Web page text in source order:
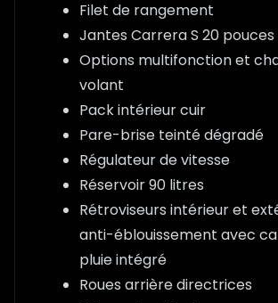
Filet de rangement
Jantes Carrera S 20 pouces
Options multifonction et
volant
Pack intérieur cuir
Pare-brise teinté dégradé
Régulateur de vitesse
Réservoir 90 litres
Rétroviseurs intérieur et
anti-éblouissement avec
pluie intégré
Roues arrière directrices